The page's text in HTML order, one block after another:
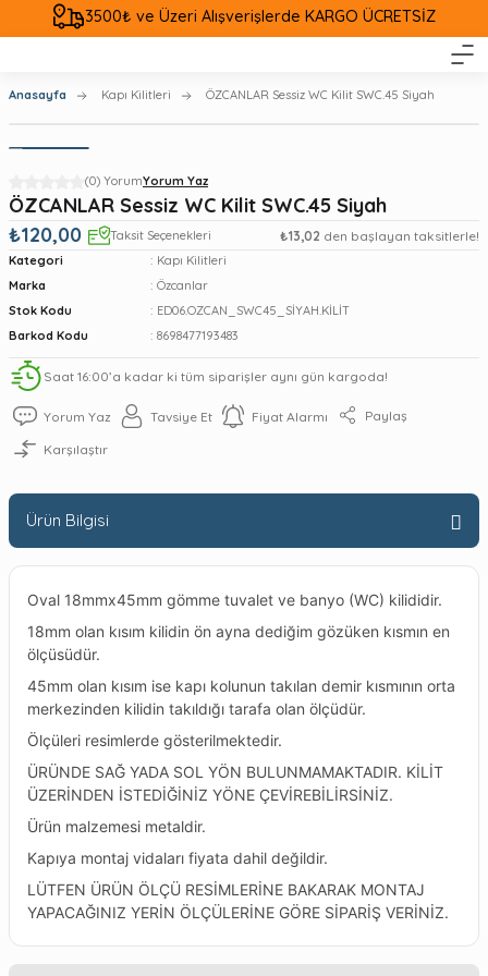
3500₺ ve Üzeri Alışverişlerde KARGO ÜCRETSİZ
Anasayfa Kapı Kilitleri ÖZCANLAR Sessiz WC Kilit SWC.45 Siyah
(0) YorumYorum Yaz
ÖZCANLAR Sessiz WC Kilit SWC.45 Siyah
₺120,00
Taksit Seçenekleri ₺13,02 den başlayan taksitlerle!
Kategori
Kapı Kilitleri
Marka
Özcanlar
Stok Kodu
ED06.OZCAN_SWC45_SİYAH.KİLİT
Barkod Kodu
8698477193483
Saat 16:00’a kadar ki tüm siparişler aynı gün kargoda!
Yorum Yaz Tavsiye Et Fiyat Alarmı Paylaş
Karşılaştır
Ürün Bilgisi
Oval 18mmx45mm gömme tuvalet ve banyo (WC) kilididir.
18mm olan kısım kilidin ön ayna dediğim gözüken kısmın en
ölçüsüdür.
45mm olan kısım ise kapı kolunun takılan demir kısmının orta
merkezinden kilidin takıldığı tarafa olan ölçüdür.
Ölçüleri resimlerde gösterilmektedir.
ÜRÜNDE SAĞ YADA SOL YÖN BULUNMAMAKTADIR. KİLİT
ÜZERİNDEN İSTEDİĞİNİZ YÖNE ÇEVİREBİLİRSİNİZ.
Ürün malzemesi metaldir.
Kapıya montaj vidaları fiyata dahil değildir.
LÜTFEN ÜRÜN ÖLÇÜ RESİMLERİNE BAKARAK MONTAJ
YAPACAĞINIZ YERİN ÖLÇÜLERİNE GÖRE SİPARİŞ VERİNİZ.